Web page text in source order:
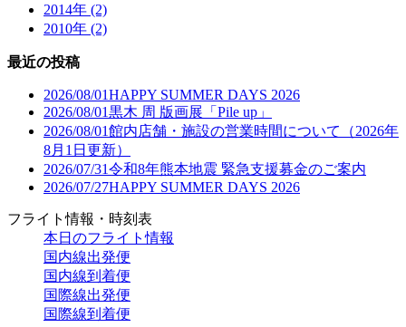
2014年 (2)
2010年 (2)
最近の投稿
2026/08/01HAPPY SUMMER DAYS 2026
2026/08/01黒木 周 版画展「Pile up」
2026/08/01館内店舗・施設の営業時間について（2026年
8月1日更新）
2026/07/31令和8年熊本地震 緊急支援募金のご案内
2026/07/27HAPPY SUMMER DAYS 2026
フライト情報・時刻表
本日のフライト情報
国内線出発便
国内線到着便
国際線出発便
国際線到着便